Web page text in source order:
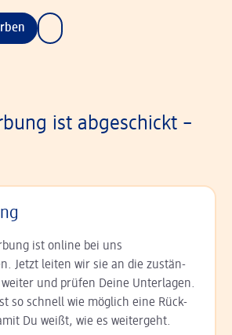
ist abgeschickt –
ist online bei uns
Jetzt leiten wir sie an die zu­stän­
und prüfen Deine Unterlagen.
so schnell wie möglich eine Rück­
Du weißt, wie es weitergeht.